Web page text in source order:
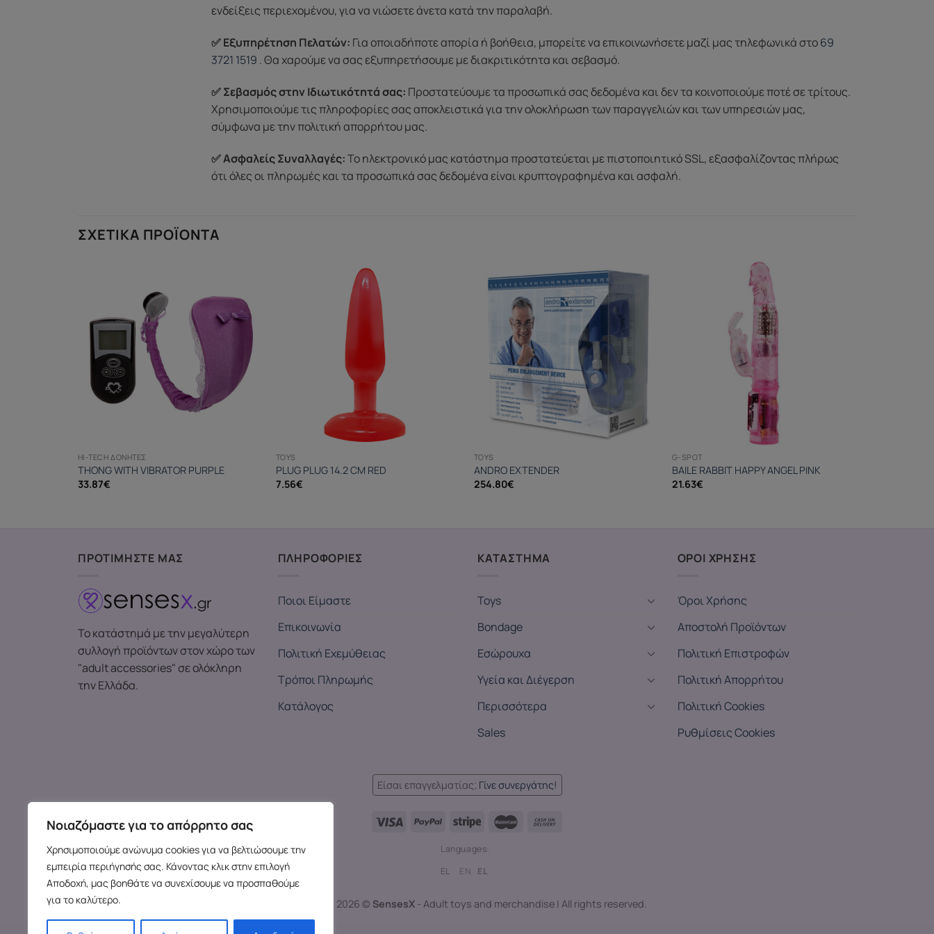
Νοιαζόμαστε για το απόρρητο σας
Χρησιμοποιούμε ανώνυμα cookies για να βελτιώσουμε την
εμπειρία περιήγησής σας. Κάνοντας κλικ στην επιλογή
Αποδοχή, μας βοηθάτε να συνεχίσουμε να προσπαθούμε
για το καλύτερο.
ενδείξεις περιεχομένου, για να νιώσετε άνετα κατά την παραλαβή.
✅ Εξυπηρέτηση Πελατών: Για οποιαδήποτε απορία ή βοήθεια, μπορείτε να επικοινωνήσετε μαζί μας τηλεφωνικά στο69
3721 1519 . Θα χαρούμε να σας εξυπηρετήσουμε με διακριτικότητα και σεβασμό.
✅ Σεβασμός στην Ιδιωτικότητά σας: Προστατεύουμε τα προσωπικά σας δεδομένα και δεν τα κοινοποιούμε ποτέ σε τρίτους.
Χρησιμοποιούμε τις πληροφορίες σας αποκλειστικά για την ολοκλήρωση των παραγγελιών και των υπηρεσιών μας,
σύμφωνα με την πολιτική απορρήτου μας.
✅ Ασφαλείς Συναλλαγές:Το ηλεκτρονικό μας κατάστημα προστατεύεται με πιστοποιητικό SSL, εξασφαλίζοντας πλήρως
ότι όλες οι πληρωμές και τα προσωπικά σας δεδομένα είναι κρυπτογραφημένα και ασφαλή.
ΣΧΕΤΙΚΆ ΠΡΟΪΌΝΤΑ
HI-TECH ΔΟΝΗΤΈΣ
THONG WITH VIBRATOR PURPLE
33.87€
TOYS
PLUG PLUG 14.2 CM RED
7.56€
TOYS
ANDRO EXTENDER
254.80€
G-SPOT
BAILE RABBIT HAPPY ANGEL PINK
21.63€
ΠΡΟΤΙΜΗΣΤΕ ΜΑΣ
Το κατάστημά με την μεγαλύτερη
συλλογή προϊόντων στον χώρο των
"adult accessories" σε ολόκληρη
την Ελλάδα.
ΠΛΗΡΟΦΟΡΙΕΣ
Ποιοι Είμαστε
Επικοινωνία
Πολιτική Εχεμύθειας
Τρόποι Πληρωμής
Κατάλογος
ΚΑΤΑΣΤΗΜΑ
Toys
Bondage
Εσώρουχα
Υγεία και Διέγερση
Περισσότερα
Sales
ΟΡΟΙ ΧΡΗΣΗΣ
Όροι Χρήσης
Αποστολή Προϊόντων
Πολιτική Επιστροφών
Πολιτική Απορρήτου
Πολιτική Cookies
Ρυθμίσεις Cookies
Είσαι επαγγελματίας; Γίνε συνεργάτης!
Languages:
EL
EN EL
Copyright 2026 © SensesX - Adult toys and merchandise | All rights reserved.